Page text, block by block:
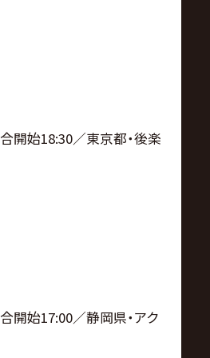
始18:30／東京都・後楽
始17:00／静岡県・アク